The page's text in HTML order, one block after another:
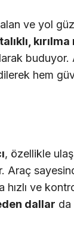
ve yol
buduyor.
hem
, özellikle
Araç
ve
dallar da